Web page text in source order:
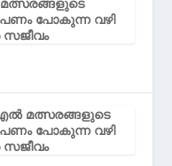
പണം പോകുന്ന വഴി
സജീവം
മത്സരങ്ങളുടെ
പണം പോകുന്ന വഴി
സജീവം